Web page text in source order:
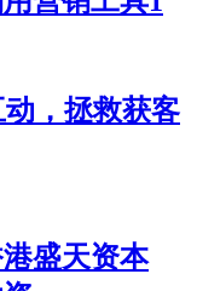
，拯救获客
盛天资本